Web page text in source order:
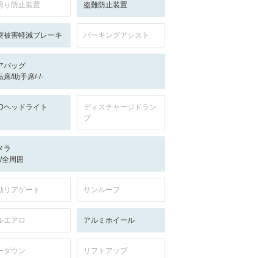
り防止装置 盗難防止装置
被害軽減ブレーキ パーキングアシスト
バッグ
席/助手席/-/-
ヘッドライト
ディスチャージドラン
プ
ラ
全周囲
リアゲート サンルーフ
エアロ アルミホイール
ダウン リフトアップ